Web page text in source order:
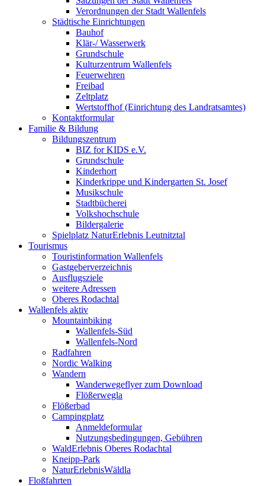
Verordnungen der Stadt Wallenfels
Städtische Einrichtungen
Bauhof
Klär-/ Wasserwerk
Grundschule
Kulturzentrum Wallenfels
Feuerwehren
Freibad
Zeltplatz
Wertstoffhof (Einrichtung des Landratsamtes)
Kontaktformular
Familie & Bildung
Bildungszentrum
BIZ for KIDS e.V.
Grundschule
Kinderhort
Kinderkrippe und Kindergarten St. Josef
Musikschule
Stadtbücherei
Volkshochschule
Bildergalerie
Spielplatz NaturErlebnis Leutnitztal
Tourismus
Touristinformation Wallenfels
Gastgeberverzeichnis
Ausflugsziele
weitere Adressen
Oberes Rodachtal
Wallenfels aktiv
Mountainbiking
Wallenfels-Süd
Wallenfels-Nord
Radfahren
Nordic Walking
Wandern
Wanderwegeflyer zum Download
Flößerwegla
Flößerbad
Campingplatz
Anmeldeformular
Nutzungsbedingungen, Gebühren
WaldErlebnis Oberes Rodachtal
Kneipp-Park
NaturErlebnisWäldla
Floßfahrten